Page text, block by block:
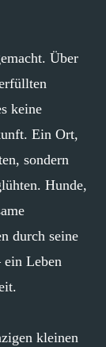
Über
keine
Ein Ort,
sondern
Hunde,
durch seine
ein Leben
kleinen